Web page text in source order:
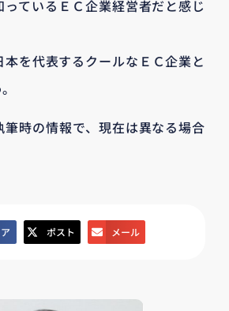
ているＥＣ企業経営者だと感じ
本を代表するクールなＥＣ企業と
時の情報で、現在は異なる場合
ポスト メール